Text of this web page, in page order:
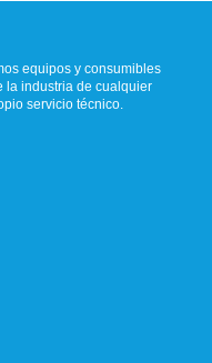
equipos y consumibles
la industria de cualquier
servicio técnico.